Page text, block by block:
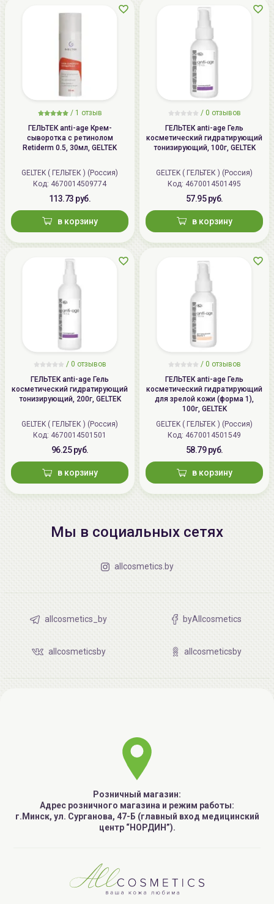
/ 1 отзыв
ГЕЛЬТЕК anti-age Крем-
сыворотка с ретинолом
Retiderm 0.5, 30мл, GELTEK
GELTEK ( ГЕЛЬТЕК ) (Россия)
Код: 4670014509774
113.73 руб.
в корзину
/ 0 отзывов
ГЕЛЬТЕК anti-age Гель
косметический гидратирующий
тонизирующий, 100г, GELTEK
GELTEK ( ГЕЛЬТЕК ) (Россия)
Код: 4670014501495
57.95 руб.
в корзину
/ 0 отзывов
ГЕЛЬТЕК anti-age Гель
косметический гидратирующий
тонизирующий, 200г, GELTEK
GELTEK ( ГЕЛЬТЕК ) (Россия)
Код: 4670014501501
96.25 руб.
в корзину
/ 0 отзывов
ГЕЛЬТЕК anti-age Гель
косметический гидратирующий
для зрелой кожи (форма 1),
100г, GELTEK
GELTEK ( ГЕЛЬТЕК ) (Россия)
Код: 4670014501549
58.79 руб.
в корзину
Мы в социальных сетях
allcosmetics.by
allcosmetics_by byAllcosmetics
allcosmeticsby allcosmeticsby
Розничный магазин:
Адрес розничного магазина и режим работы:
г.Минск, ул. Сурганова, 47-Б (главный вход медицинский
центр “НОРДИН”).